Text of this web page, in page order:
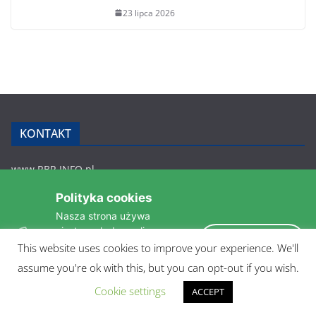
23 lipca 2026
KONTAKT
www.RBR.INFO.pl
36-200 Brzozów
rbr.info.pl@gmail.com
POLITYKA PRYWATNOŚCI
This website uses cookies to improve your experience. We'll
assume you're ok with this, but you can opt-out if you wish.
Cookie settings
ACCEPT
Polityka cookies
Nasza strona używa
ciasteczek do analizy
statystyk i zapewnienia
pomiędzi wizytami.
Czytaj więcej »
Akceptuję